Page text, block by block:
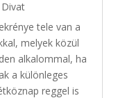
Divat
tele van a
melyek közül
alkalommal, ha
a különleges
reggel is